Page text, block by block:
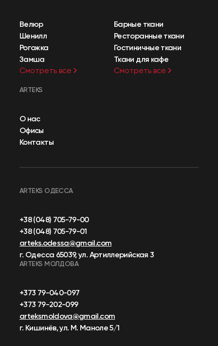
Велюр
Шенилл
Рогожка
Замша
Смотреть все
Барные ткани
Ресторанные ткани
Гостиничные ткани
Ткани для кафе
Смотреть все
ARTEKS
О нас
Офисы
Контакты
ARTEKS ОДЕССА
+38 (048) 705-79-00
+38 (048) 705-79-01
arteks.odessa@gmail.com
г. Одесса 65039, ул. Артиллерийская 3
ARTEKS МОЛДОВА
+373 79-040-097
+373 79-202-099
arteksmoldova@gmail.com
г. Кишинёв, ул. М. Маноле 5/1